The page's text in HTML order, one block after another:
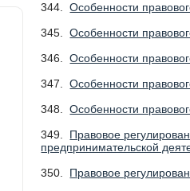
344.Особенности
345.Особенности
346.Особенности
347.Особенности
348.Особенности
349. Правовое
предпринимательской
350. Правовое